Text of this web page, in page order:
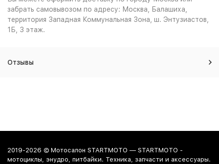
забрать самовывозом по адресу: Москва, Балашиха,
территория Западная Коммунальная Зона, ш. Энтузиастов,
1Б, 3 этаж.
Отзывы
2019-2026 © Мотосалон STARTMOTO — STARTMOTO -
мотоциклы, энудро, питбайки. Техника, запчасти и аксессуары.